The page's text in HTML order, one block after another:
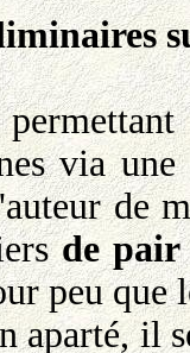
via
de
de
peu que
aparté, il